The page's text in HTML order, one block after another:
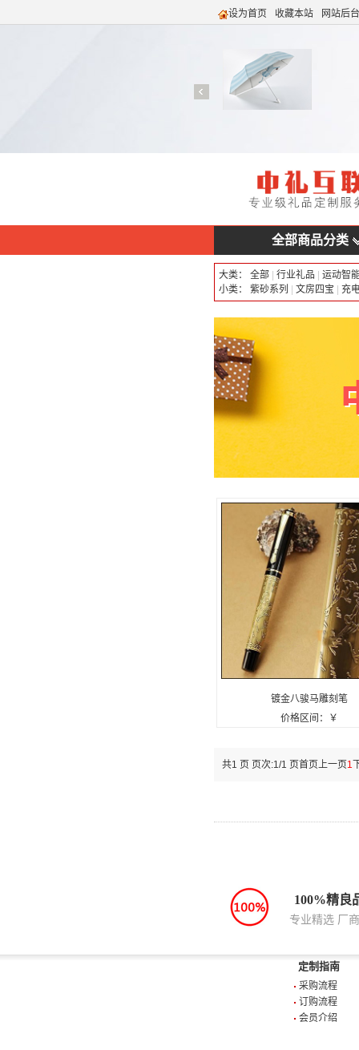
设为首页 收藏本站 网站后台
全部商品分类
大类： 全部 行业礼品
运动智
小类： 紫砂系列 文房四宝 充
镀金八骏马雕刻笔
价格区间：￥
共1 页 页次:1/1 页首页上一页1
100%精良
专业精选 厂
定制指南
采购流程
订购流程
会员介绍